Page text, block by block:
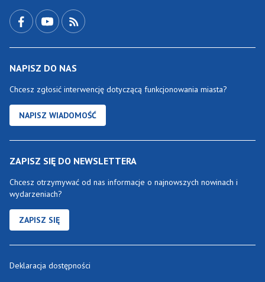
NAPISZ DO NAS
Chcesz zgłosić interwencję dotyczącą funkcjonowania miasta?
NAPISZ WIADOMOŚĆ
ZAPISZ SIĘ DO NEWSLETTERA
Chcesz otrzymywać od nas informacje o najnowszych nowinach i
wydarzeniach?
ZAPISZ SIĘ
Deklaracja dostępności